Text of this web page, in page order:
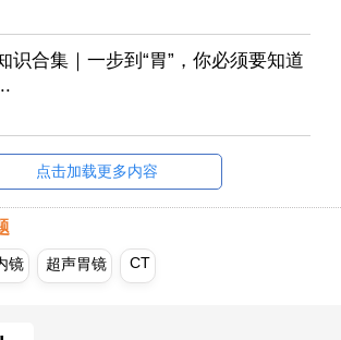
识合集｜一步到“胃”，你必须要知道
点击加载更多内容
镜 超声胃镜 CT